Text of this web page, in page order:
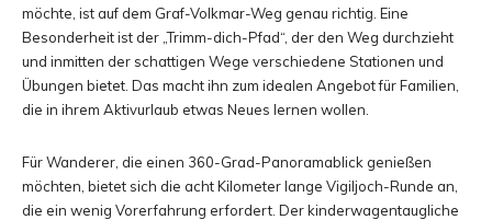
möchte, ist auf dem Graf-Volkmar-Weg genau richtig. Eine
Besonderheit ist der „Trimm-dich-Pfad“, der den Weg durchzieht
und inmitten der schattigen Wege verschiedene Stationen und
Übungen bietet. Das macht ihn zum idealen Angebot für Familien,
die in ihrem Aktivurlaub etwas Neues lernen wollen.
Für Wanderer, die einen 360-Grad-Panoramablick genießen
möchten, bietet sich die acht Kilometer lange Vigiljoch-Runde an,
die ein wenig Vorerfahrung erfordert. Der kinderwagentaugliche